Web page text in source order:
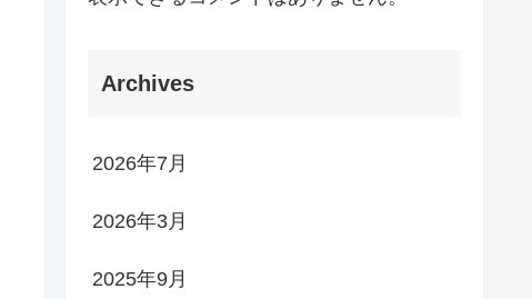
Archives
2026年7月
2026年3月
2025年9月